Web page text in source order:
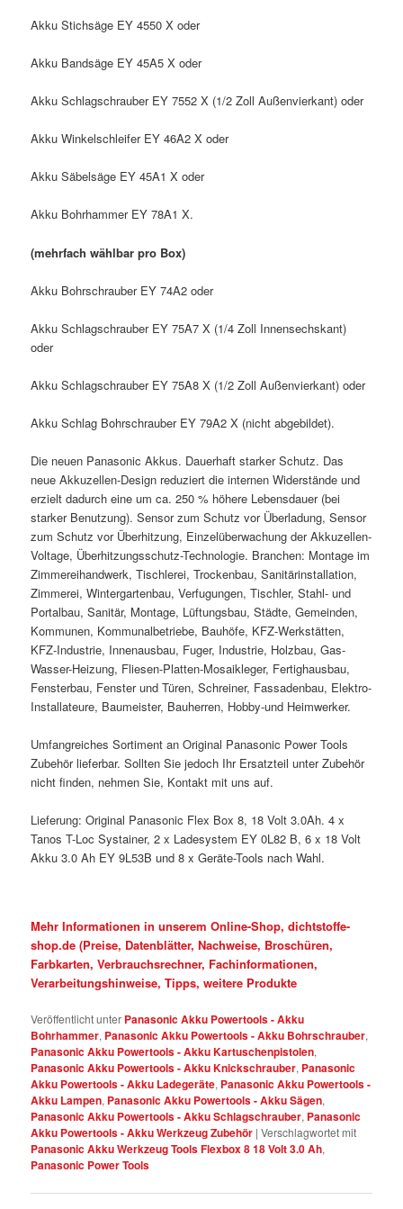
Akku Stichsäge EY 4550 X oder
Akku Bandsäge EY 45A5 X oder
Akku Schlagschrauber EY 7552 X (1/2 Zoll Außenvierkant) oder
Akku Winkelschleifer EY 46A2 X oder
Akku Säbelsäge EY 45A1 X oder
Akku Bohrhammer EY 78A1 X.
(mehrfach wählbar pro Box)
Akku Bohrschrauber EY 74A2 oder
Akku Schlagschrauber EY 75A7 X (1/4 Zoll Innensechskant)
oder
Akku Schlagschrauber EY 75A8 X (1/2 Zoll Außenvierkant) oder
Akku Schlag Bohrschrauber EY 79A2 X (nicht abgebildet).
Die neuen Panasonic Akkus. Dauerhaft starker Schutz. Das
neue Akkuzellen-Design reduziert die internen Widerstände und
erzielt dadurch eine um ca. 250 % höhere Lebensdauer (bei
starker Benutzung). Sensor zum Schutz vor Überladung, Sensor
zum Schutz vor Überhitzung, Einzelüberwachung der Akkuzellen-
Voltage, Überhitzungsschutz-Technologie. Branchen: Montage im
Zimmereihandwerk, Tischlerei, Trockenbau, Sanitärinstallation,
Zimmerei, Wintergartenbau, Verfugungen, Tischler, Stahl- und
Portalbau, Sanitär, Montage, Lüftungsbau, Städte, Gemeinden,
Kommunen, Kommunalbetriebe, Bauhöfe, KFZ-Werkstätten,
KFZ-Industrie, Innenausbau, Fuger, Industrie, Holzbau, Gas-
Wasser-Heizung, Fliesen-Platten-Mosaikleger, Fertighausbau,
Fensterbau, Fenster und Türen, Schreiner, Fassadenbau, Elektro-
Installateure, Baumeister, Bauherren, Hobby-und Heimwerker.
Umfangreiches Sortiment an Original Panasonic Power Tools
Zubehör lieferbar. Sollten Sie jedoch Ihr Ersatzteil unter Zubehör
nicht finden, nehmen Sie, Kontakt mit uns auf.
Lieferung: Original Panasonic Flex Box 8, 18 Volt 3.0Ah. 4 x
Tanos T-Loc Systainer, 2 x Ladesystem EY 0L82 B, 6 x 18 Volt
Akku 3.0 Ah EY 9L53B und 8 x Geräte-Tools nach Wahl.
Mehr Informationen in unserem Online-Shop, dichtstoffe-
shop.de (Preise, Datenblätter, Nachweise, Broschüren,
Farbkarten, Verbrauchsrechner, Fachinformationen,
Verarbeitungshinweise, Tipps, weitere Produkte
Veröffentlicht unter Panasonic Akku Powertools - Akku
Bohrhammer, Panasonic Akku Powertools - Akku Bohrschrauber,
Panasonic Akku Powertools - Akku Kartuschenpistolen,
Panasonic Akku Powertools - Akku Knickschrauber, Panasonic
Akku Powertools - Akku Ladegeräte, Panasonic Akku Powertools -
Akku Lampen, Panasonic Akku Powertools - Akku Sägen,
Panasonic Akku Powertools - Akku Schlagschrauber, Panasonic
Akku Powertools - Akku Werkzeug Zubehör |Verschlagwortet mit
Panasonic Akku Werkzeug Tools Flexbox 8 18 Volt 3.0 Ah,
Panasonic Power Tools